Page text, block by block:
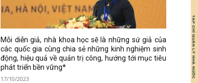
Mỗi diễn giả, nhà khoa học sẽ là những sứ giả của
các quốc gia cùng chia sẻ những kinh nghiệm sinh
động, hiệu quả về quản trị công, hướng tới mục tiêu
phát triển bền vững*
17/10/2023